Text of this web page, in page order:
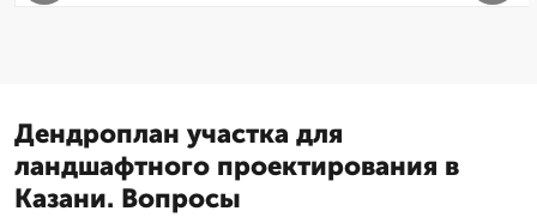
Дендроплан участка для
ландшафтного проектирования в
Казани. Вопросы